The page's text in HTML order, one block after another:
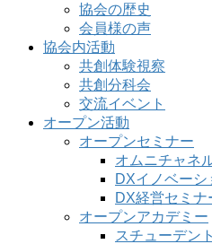
協会の歴史
会員様の声
協会内活動
共創体験視察
共創分科会
交流イベント
オープン活動
オープンセミナー
オムニチャネ
DXイノベー
DX経営セミナ
オープンアカデミー
スチューデン